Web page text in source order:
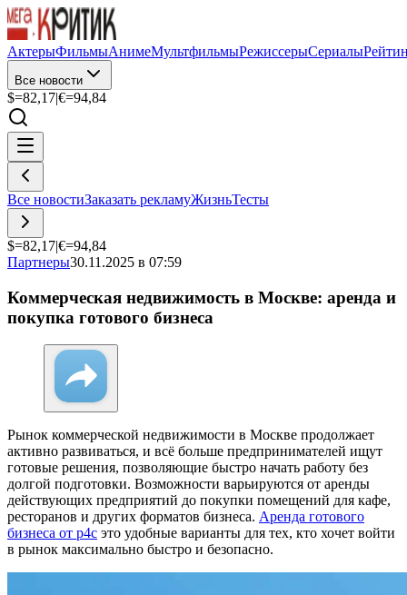
АктерыФильмыАнимеМультфильмыРежиссерыСериалы
Все новости
$=82,17|€=94,84
Все новостиЗаказать рекламуЖизньТесты
$=82,17|€=94,84
Партнеры30.11.2025 в 07:59
Коммерческая недвижимость в Москве: аренда и
покупка готового бизнеса
Рынок коммерческой недвижимости в Москве продолжает
активно развиваться, и всё больше предпринимателей ищут
готовые решения, позволяющие быстро начать работу без
долгой подготовки. Возможности варьируются от аренды
действующих предприятий до покупки помещений для кафе,
ресторанов и других форматов бизнеса. Аренда готового
бизнеса от р4с это удобные варианты для тех, кто хочет войти
в рынок максимально быстро и безопасно.